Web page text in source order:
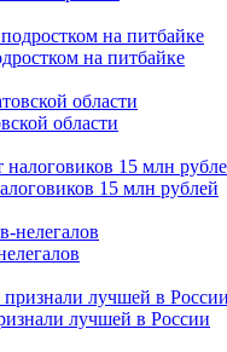
на питбайке
области
15 млн рублей
лучшей в России